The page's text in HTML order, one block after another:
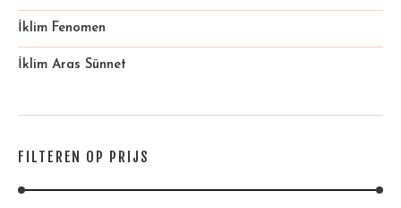
İklim Fenomen
İklim Aras Sünnet
FILTEREN OP PRIJS